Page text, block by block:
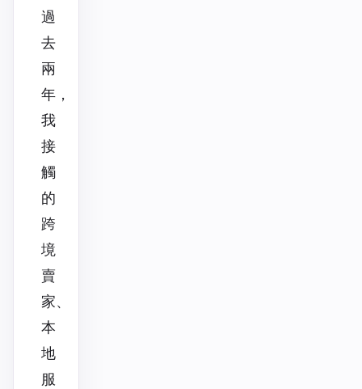
過
去
兩
年，
我
接
觸
的
跨
境
賣
家、
本
地
服